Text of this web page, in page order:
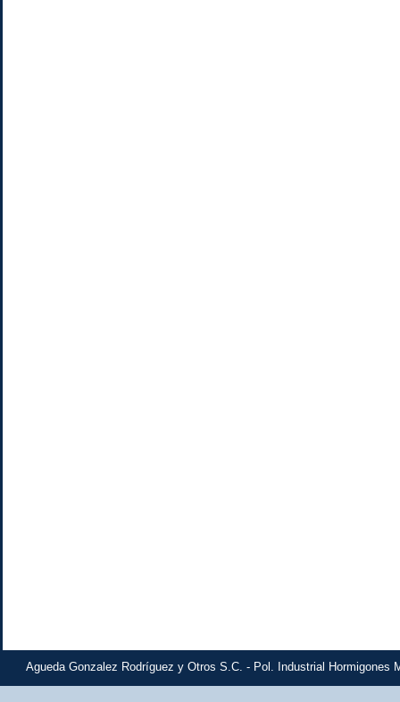
Agueda Gonzalez Rodríguez y Otros S.C. - Pol. Industrial Hormigones